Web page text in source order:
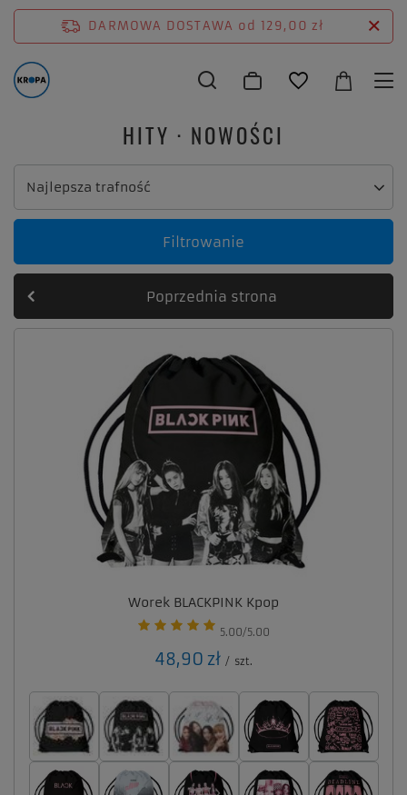
DARMOWA DOSTAWA od 129,00 zł
HITY · NOWOŚCI
Zmień sortowanie
Najlepsza trafność
Filtrowanie
Poprzednia strona
Worek BLACKPINK Kpop
5.00/5.00
48,90 zł / szt.